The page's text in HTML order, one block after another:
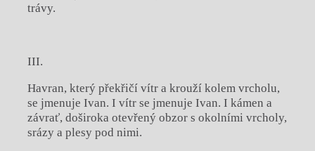
trávy.
III.
Havran, který překřičí vítr a krouží kolem vrcholu,
se jmenuje Ivan. I vítr se jmenuje Ivan. I kámen a
závrať, doširoka otevřený obzor s okolními vrcholy,
srázy a plesy pod nimi.